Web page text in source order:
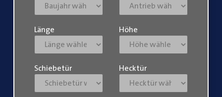
Länge Höhe
Schiebetür Hecktür